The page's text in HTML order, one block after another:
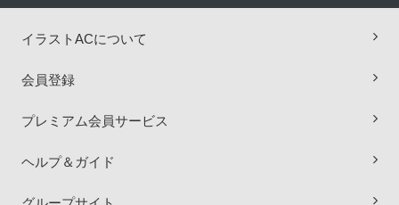
イラストACについて
会員登録
プレミアム会員サービス
ヘルプ＆ガイド